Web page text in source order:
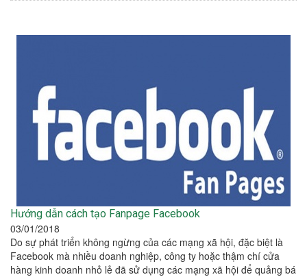
Hướng dẫn cách tạo Fanpage Facebook
03/01/2018
Do sự phát triển không ngừng của các mạng xã hội, đặc biệt là
Facebook mà nhiều doanh nghiệp, công ty hoặc thậm chí cửa
hàng kinh doanh nhỏ lẻ đã sử dụng các mạng xã hội để quảng bá